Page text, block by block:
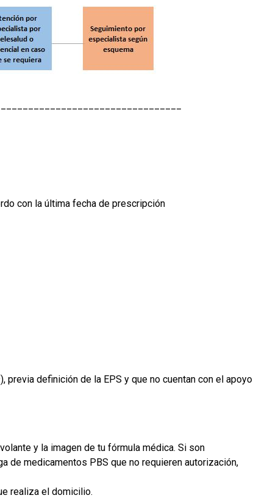
con la última fecha de prescripción
definición de la EPS y que no cuentan con el apoyo
y la imagen de tu fórmula médica. Si son
de medicamentos PBS que no requieren autorización,
realiza el domicilio.